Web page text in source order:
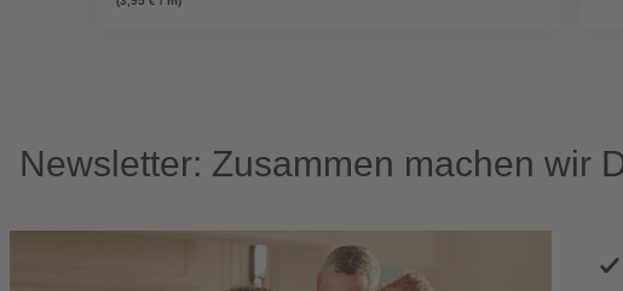
Newsletter: Zusammen machen wir